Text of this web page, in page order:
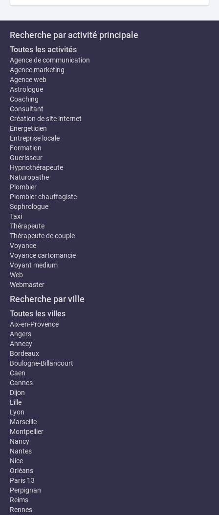
Recherche par activité principale
Toutes les activités
Agence de communication
Agence marketing
Agence web
Astrologue
Coaching
Consultant
Création de site internet
Energeticien
Entreprise locale
Formation
Guerisseur
Hypnothérapeute
Naturopathe
Plombier
Plombier chauffagiste
Sophrologue
Taxi
Thérapeute
Thérapeute de couple
Voyance
Voyance cartomancie
Voyant medium
Web
Webmaster
Recherche par ville
Toutes les villes
Aix-en-Provence
Angers
Annecy
Bordeaux
Boulogne-Billancourt
Caen
Cannes
Dijon
Lille
Lyon
Marseille
Montpellier
Nancy
Nantes
Nice
Orléans
Paris 13
Perpignan
Reims
Rennes